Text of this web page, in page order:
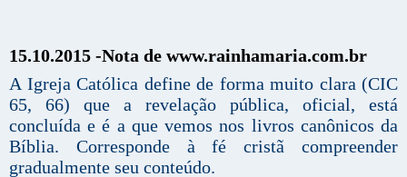
15.10.2015 -Nota de www.rainhamaria.com.br
A Igreja Católica define de forma muito clara (CIC
65, 66) que a revelação pública, oficial, está
concluída e é a que vemos nos livros canônicos da
Bíblia. Corresponde à fé cristã compreender
gradualmente seu conteúdo.